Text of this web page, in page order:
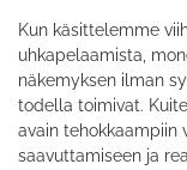
Kun käsittelemme
uhkapelaamista,
näkemyksen ilman
todella toimivat.
avain tehokkaampiin
saavuttamiseen ja